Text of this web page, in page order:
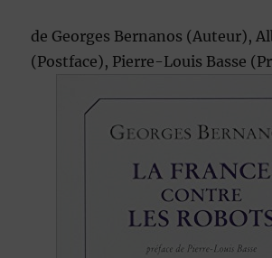
de Georges Bernanos (Auteur),
(Postface), Pierre-Louis Basse